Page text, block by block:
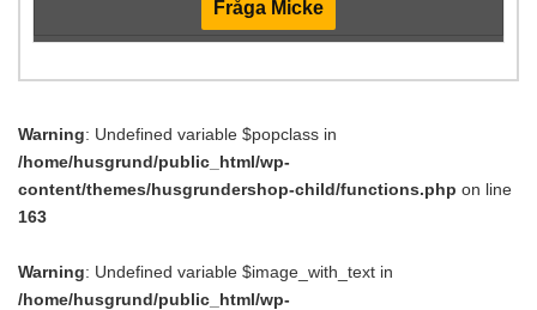
Fråga Micke
Warning: Undefined variable $popclass in
/home/husgrund/public_html/wp-
content/themes/husgrundershop-child/functions.php on line
163
Warning: Undefined variable $image_with_text in
/home/husgrund/public_html/wp-